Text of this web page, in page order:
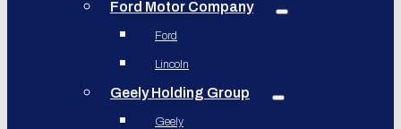
Ford Motor Company
Ford
Lincoln
Geely Holding Group
Geely